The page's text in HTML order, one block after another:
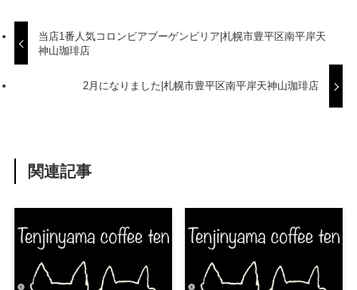
当店1番人気コロンビアブーゲンビリア|札幌市豊平区南平岸天
神山珈琲店
2月になりました|札幌市豊平区南平岸天神山珈琲店
関連記事